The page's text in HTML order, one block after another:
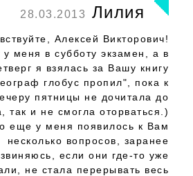
28.03.2013 Лилия
Алексей Викторович!
у меня в субботу экзамен, а в
я взялась за Вашу книгу
глобус пропил", пока к
пятницы не дочитала до
так и не смогла оторваться.)
еще у меня появилось к Вам
несколько вопросов, заранее
если они где-то уже
не стала перерывать весь